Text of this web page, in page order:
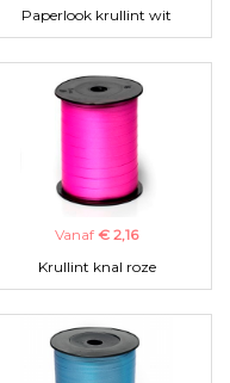
Paperlook krullint wit
Vanaf € 2,16
Krullint knal roze